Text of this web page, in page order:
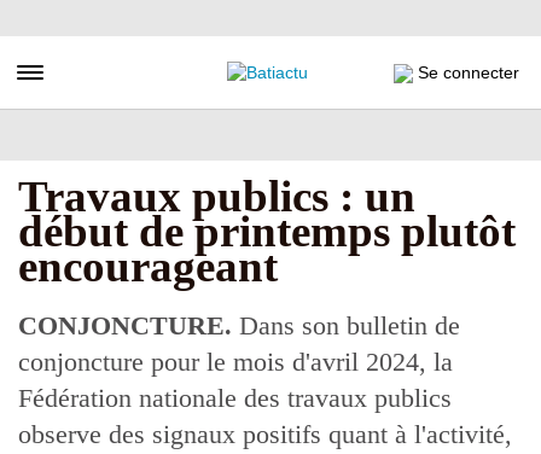
au
principal
Toggle navigation Se connecter
Travaux publics : un
début de printemps plutôt
encourageant
CONJONCTURE. Dans son bulletin de
conjoncture pour le mois d'avril 2024, la
Fédération nationale des travaux publics
observe des signaux positifs quant à l'activité,